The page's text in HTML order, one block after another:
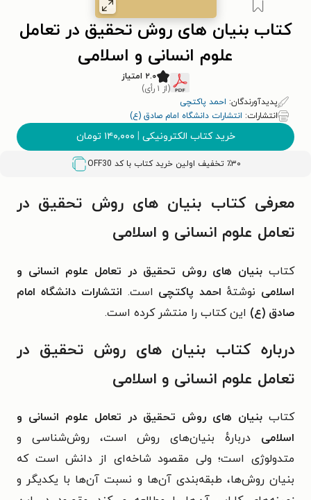
کتاب بنیان های روش تحقیق در تعامل
علوم انسانی و اسلامی
۲.۰ امتیاز
(از ۱ رأی)
پدیدآورندگان: احمد پاکتچی
انتشارات: انتشارات دانشگاه امام صادق (ع)
خرید کتاب الکترونیکی | ۱۴۰,۰۰۰ تومان
٪۳۰ تخفیف اولین خرید کتاب با کد OFF30
معرفی کتاب بنیان های روش تحقیق در
تعامل علوم انسانی و اسلامی
کتاب بنیان های روش تحقیق در تعامل علوم انسانی و
اسلامی نوشتهٔ احمد پاکتچی است. انتشارات دانشگاه امام
صادق (ع) این کتاب را منتشر کرده است.
درباره کتاب بنیان های روش تحقیق در
تعامل علوم انسانی و اسلامی
کتاب بنیان های روش تحقیق در تعامل علوم انسانی و
اسلامی دربارهٔ بنیان‌های روش است، روش‌شناسی و
متدولوژی است؛ ولی مقصود شاخه‌ای از دانش است که
بنیان روش‌ها، طبقه‌بندی آن‌ها و نسبت آن‌ها با یکدیگر و